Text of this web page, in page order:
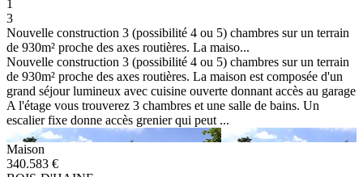
1
3
Nouvelle construction 3 (possibilité 4 ou 5) chambres sur un terrain
de 930m² proche des axes routières. La maiso...
Nouvelle construction 3 (possibilité 4 ou 5) chambres sur un terrain
de 930m² proche des axes routières. La maison est composée d'un
grand séjour lumineux avec cuisine ouverte donnant accès au garage
A l'étage vous trouverez 3 chambres et une salle de bains. Un
escalier fixe donne accès grenier qui peut ...
Maison
340.583 €